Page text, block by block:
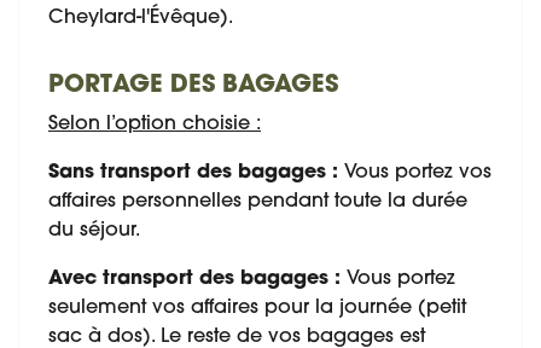
Cheylard-l'Évêque).
PORTAGE DES BAGAGES
Selon l’option choisie :
Sans transport des bagages : Vous portez vos
affaires personnelles pendant toute la durée
du séjour.
Avec transport des bagages : Vous portez
seulement vos affaires pour la journée (petit
sac à dos). Le reste de vos bagages est